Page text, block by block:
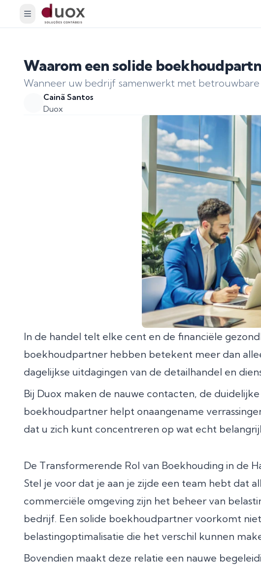
Waarom een solide
Wanneer uw bedrijf samenwerkt met
Cainã Santos
Duox
In de handel telt elke cent en de financiële
boekhoudpartner hebben betekent meer dan
dagelijkse uitdagingen van de detailhandel en
Bij Duox maken de nauwe contacten, de
boekhoudpartner helpt onaangename
dat u zich kunt concentreren op wat echt
De Transformerende Rol van Boekhouding in de
Stel je voor dat je aan je zijde een team hebt dat
commerciële omgeving zijn het beheer van
bedrijf. Een solide boekhoudpartner voorkomt
belastingoptimalisatie die het verschil kunnen
Bovendien maakt deze relatie een nauwe